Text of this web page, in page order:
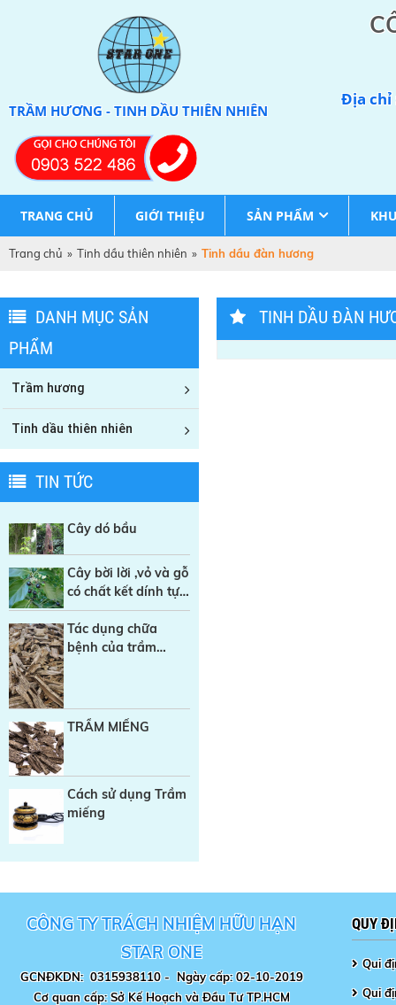
TRẦM HƯƠNG - TINH DẦU THIÊN NHIÊN
Địa chỉ
TRANG CHỦ GIỚI THIỆU SẢN PHẨM
Trang chủ » Tinh dầu thiên nhiên » Tinh dầu đàn hương
DANH MỤC SẢN
PHẨM
Trầm hương
Tinh dầu thiên nhiên
TIN TỨC
Cây dó bầu
Cây bời lời ,vỏ và gỗ
có chất kết dính tự
nhiên trong sản
xuất Nhang sạch
Tác dụng chữa
bệnh của trầm
TRẦM MIẾNG
Cách sử dụng Trầm
miếng
TINH DẦU ĐÀN
CÔNG TY TRÁCH NHIỆM HỮU HẠN
STAR ONE
GCNĐKDN: 0315938110 - Ngày cấp: 02-10-2019
Cơ quan cấp: Sở Kế Hoạch và Đầu Tư TP.HCM
QUY
Qui
Qui